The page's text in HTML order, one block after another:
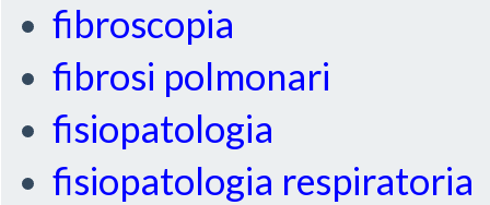
fibroscopia
fibrosi polmonari
fisiopatologia
fisiopatologia respiratoria